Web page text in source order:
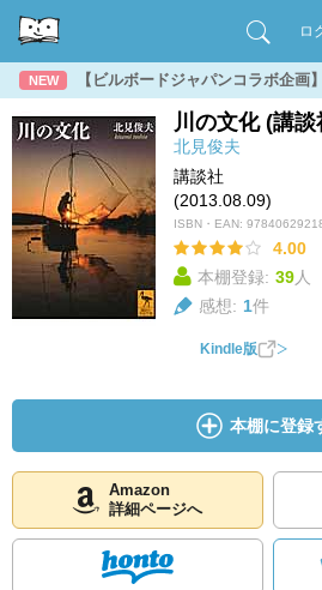
ロ
NEW 【ビルボードジャパンコラボ企画
川の文化 (講
北見俊夫
講談社
(2013.08.09)
ISBN・EAN:
4.00
本棚登録: 39人
感想: 1件
Kindle版
本棚に登録
Amazon
詳細ページへ